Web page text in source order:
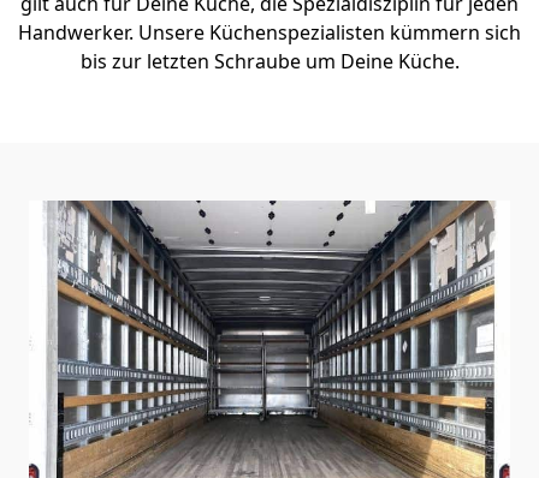
Handwerker. Unsere Küchenspezialisten kümmern sich
bis zur letzten Schraube um Deine Küche.